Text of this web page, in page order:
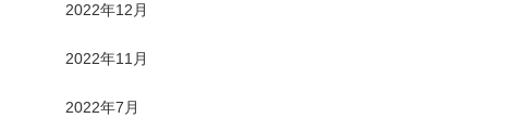
2022年12月
2022年11月
2022年7月